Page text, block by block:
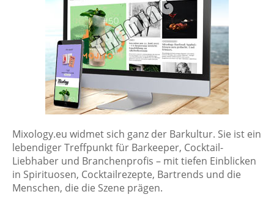
Mixology.eu widmet sich ganz der Barkultur. Sie ist ein
lebendiger Treffpunkt für Barkeeper, Cocktail-
Liebhaber und Branchenprofis – mit tiefen Einblicken
in Spirituosen, Cocktailrezepte, Bartrends und die
Menschen, die die Szene prägen.